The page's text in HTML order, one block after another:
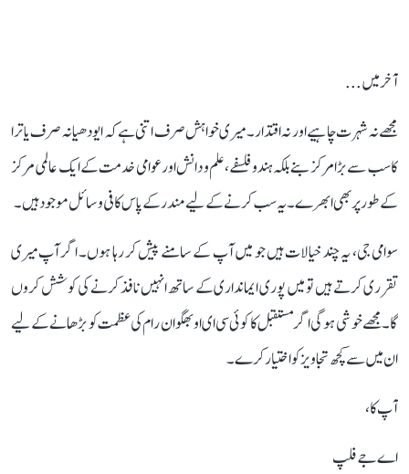
آخر میں...
مجھے نہ شہرت چاہیے اور نہ اقتدار۔ میری خواہش صرف اتنی ہے کہ ایودھیا نہ صرف یاترا
کا سب سے بڑا مرکز بنے بلکہ ہندو فلسفے، علم و دانش اور عوامی خدمت کے ایک عالمی مرکز
کے طور پر بھی ابھرے۔ یہ سب کرنے کے لیے مندر کے پاس کافی وسائل موجود ہیں۔
سوامی جی، یہ چند خیالات ہیں جو میں آپ کے سامنے پیش کر رہا ہوں۔ اگر آپ میری
تقرری کرتے ہیں تو میں پوری ایمانداری کے ساتھ انہیں نافذ کرنے کی کوشش کروں
گا۔ مجھے خوشی ہوگی اگر مستقبل کا کوئی سی ای او بھگوان رام کی عظمت کو بڑھانے کے لیے
ان میں سے کچھ تجاویز کو اختیار کرے۔
آپ کا،
اے جے فلپ